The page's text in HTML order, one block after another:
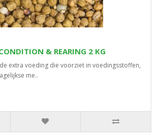
& REARING 2 KG
extra voeding die voorziet in voedingsstoffen,
me..